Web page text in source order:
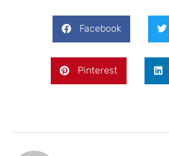
Facebook
Pinterest